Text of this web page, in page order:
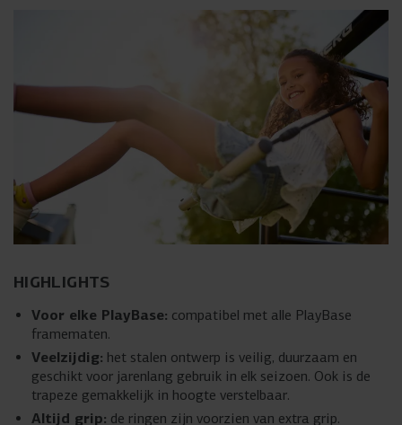
HIGHLIGHTS
Voor elke PlayBase: compatibel met alle PlayBase
framematen.
Veelzijdig: het stalen ontwerp is veilig, duurzaam en
geschikt voor jarenlang gebruik in elk seizoen. Ook is de
trapeze gemakkelijk in hoogte verstelbaar.
Altijd grip: de ringen zijn voorzien van extra grip.